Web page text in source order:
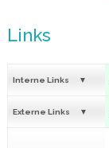
Links
Interne Links
Externe Links